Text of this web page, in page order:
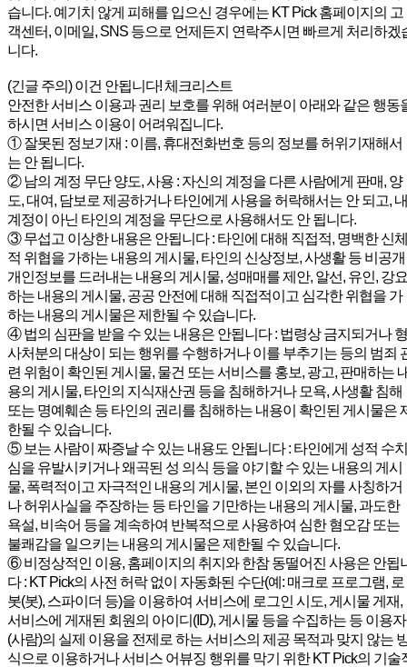
습니다. 예기치 않게 피해를 입으신 경우에는 KT Pick 홈페이지의 고
객센터, 이메일, SNS 등으로 언제든지 연락주시면 빠르게 처리하겠
니다.
(긴글 주의) 이건 안됩니다! 체크리스트
안전한 서비스 이용과 권리 보호를 위해 여러분이 아래와 같은 행동
하시면 서비스 이용이 어려워집니다.
① 잘못된 정보기재 : 이름, 휴대전화번호 등의 정보를 허위기재해서
는 안 됩니다.
② 남의 계정 무단 양도, 사용 : 자신의 계정을 다른 사람에게 판매, 양
도, 대여, 담보로 제공하거나 타인에게 사용을 허락해서는 안 되고, 내
계정이 아닌 타인의 계정을 무단으로 사용해서도 안 됩니다.
③ 무섭고 이상한 내용은 안됩니다 : 타인에 대해 직접적, 명백한 신체
적 위협을 가하는 내용의 게시물, 타인의 신상정보, 사생활 등 비공개
개인정보를 드러내는 내용의 게시물, 성매매를 제안, 알선, 유인, 강요
하는 내용의 게시물, 공공 안전에 대해 직접적이고 심각한 위협을 가
하는 내용의 게시물은 제한될 수 있습니다.
④ 법의 심판을 받을 수 있는 내용은 안됩니다 : 법령상 금지되거나 형
사처분의 대상이 되는 행위를 수행하거나 이를 부추기는 등의 범죄
련 위험이 확인된 게시물, 물건 또는 서비스를 홍보, 광고, 판매하는
용의 게시물, 타인의 지식재산권 등을 침해하거나 모욕, 사생활 침해
또는 명예훼손 등 타인의 권리를 침해하는 내용이 확인된 게시물은
한될 수 있습니다.
⑤ 보는 사람이 짜증날 수 있는 내용도 안됩니다 : 타인에게 성적 수치
심을 유발시키거나 왜곡된 성 의식 등을 야기할 수 있는 내용의 게시
물, 폭력적이고 자극적인 내용의 게시물, 본인 이외의 자를 사칭하거
나 허위사실을 주장하는 등 타인을 기만하는 내용의 게시물, 과도한
욕설, 비속어 등을 계속하여 반복적으로 사용하여 심한 혐오감 또는
불쾌감을 일으키는 내용의 게시물은 제한될 수 있습니다.
⑥ 비정상적인 이용, 홈페이지의 취지와 한참 동떨어진 사용은 안됩
다 : KT Pick의 사전 허락 없이 자동화된 수단(예: 매크로 프로그램, 로
봇(봇), 스파이더 등)을 이용하여 서비스에 로그인 시도, 게시물 게재,
서비스에 게재된 회원의 아이디(ID), 게시물 등을 수집하는 등 이용자
(사람)의 실제 이용을 전제로 하는 서비스의 제공 목적과 맞지 않는
식으로 이용하거나 서비스 어뷰징 행위를 막기 위한 KT Pick의 기술